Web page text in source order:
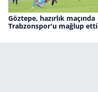
Göztepe, hazırlık maçında
Trabzonspor'u mağlup etti